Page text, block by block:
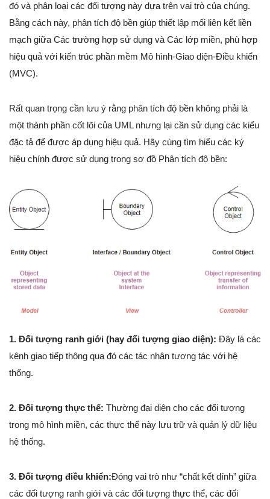
đó và phân loại các đối tượng này dựa trên vai trò của chúng.
Bằng cách này, phân tích độ bền giúp thiết lập mối liên kết liền
mạch giữa Các trường hợp sử dụng và Các lớp miền, phù hợp
hiệu quả với kiến trúc phần mềm Mô hình-Giao diện-Điều khiển
(MVC).
Rất quan trọng cần lưu ý rằng phân tích độ bền không phải là
một thành phần cốt lõi của UML nhưng lại cần sử dụng các kiểu
đặc tả để được áp dụng hiệu quả. Hãy cùng tìm hiểu các ký
hiệu chính được sử dụng trong sơ đồ Phân tích độ bền:
1. Đối tượng ranh giới (hay đối tượng giao diện): Đây là các
kênh giao tiếp thông qua đó các tác nhân tương tác với hệ
thống.
2. Đối tượng thực thể: Thường đại diện cho các đối tượng
trong mô hình miền, các thực thể này lưu trữ và quản lý dữ liệu
hệ thống.
3. Đối tượng điều khiển:Đóng vai trò như “chất kết dính” giữa
các đối tượng ranh giới và các đối tượng thực thể, các đối